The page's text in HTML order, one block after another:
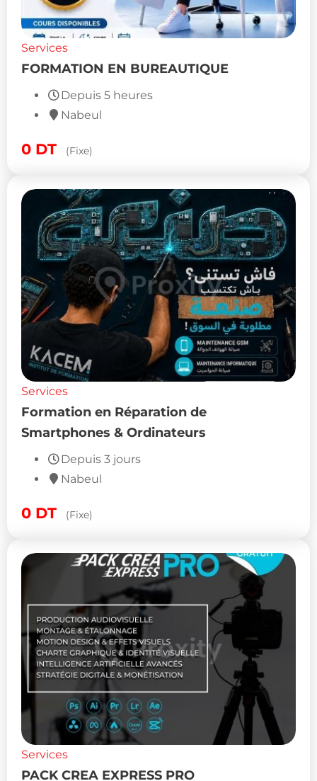
Services
FORMATION EN BUREAUTIQUE
Depuis 5 heures
Nabeul
0 DT (Fixe)
Services
Formation en Réparation de
Smartphones & Ordinateurs
Depuis 3 jours
Nabeul
0 DT (Fixe)
Services
PACK CREA EXPRESS PRO